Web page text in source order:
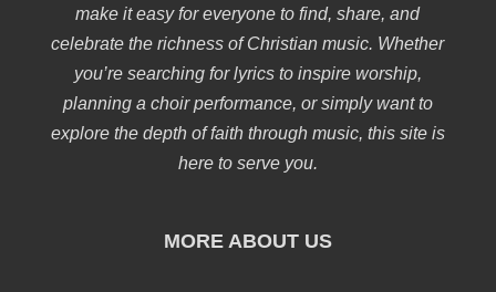
make it easy for everyone to find, share, and
celebrate the richness of Christian music. Whether
you’re searching for lyrics to inspire worship,
planning a choir performance, or simply want to
explore the depth of faith through music, this site is
here to serve you.
MORE ABOUT US